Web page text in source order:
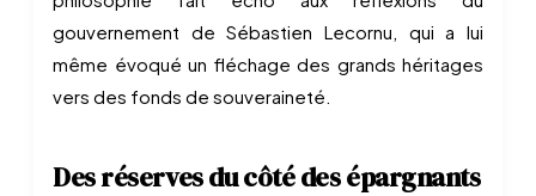
gouvernement de Sébastien Lecornu, qui a lui
même évoqué un fléchage des grands héritages
vers des fonds de souveraineté.
Des réserves du côté des épargnants